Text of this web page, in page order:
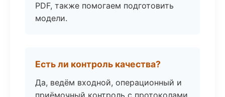
PDF, также помогаем подготовить
модели.
Есть ли контроль качества?
Да, ведём входной, операционный и
приёмочный контроль с протоколами